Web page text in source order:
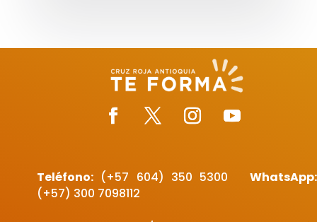
Teléfono: (+57 604) 350 5300
WhatsApp:
(+57) 300 7098112